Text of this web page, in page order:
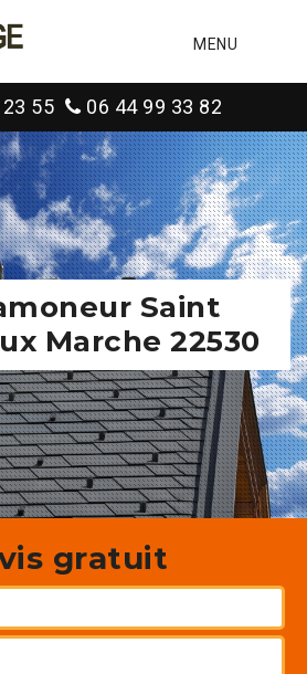
MENU
55 06 44 99 33 82
Saint
Marche 22530
gratuit